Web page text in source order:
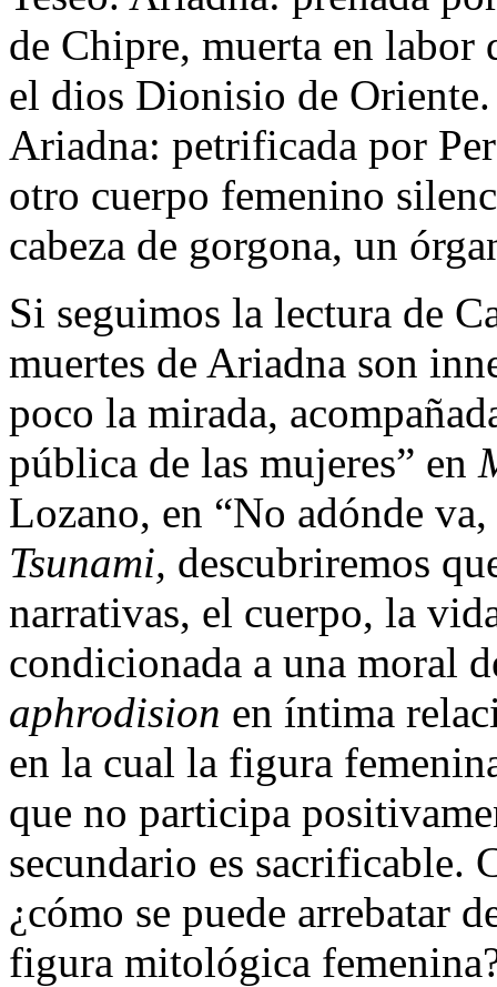
de Chipre, muerta en labor
el dios Dionisio de
Ariadna: petrificada por
otro cuerpo femenino
cabeza de gorgona, un
Si seguimos la lectura de
muertes de Ariadna son
poco la mirada,
pública de las mujeres” en
Lozano, en “No adónde
Tsunami, descubriremos
narrativas, el cuerpo, la
condicionada a una moral
aphrodision en íntima
en la cual la figura
que no participa
secundario es sacrificable.
¿cómo se puede arrebatar
figura mitológica